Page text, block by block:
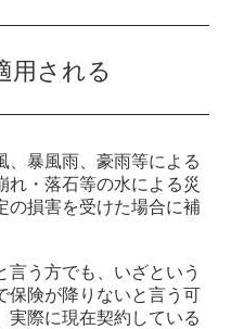
用される
、暴風雨、豪雨等による
れ・落石等の水による災
の損害を受けた場合に補
言う方でも、いざという
保険が降りないと言う可
実際に現在契約している